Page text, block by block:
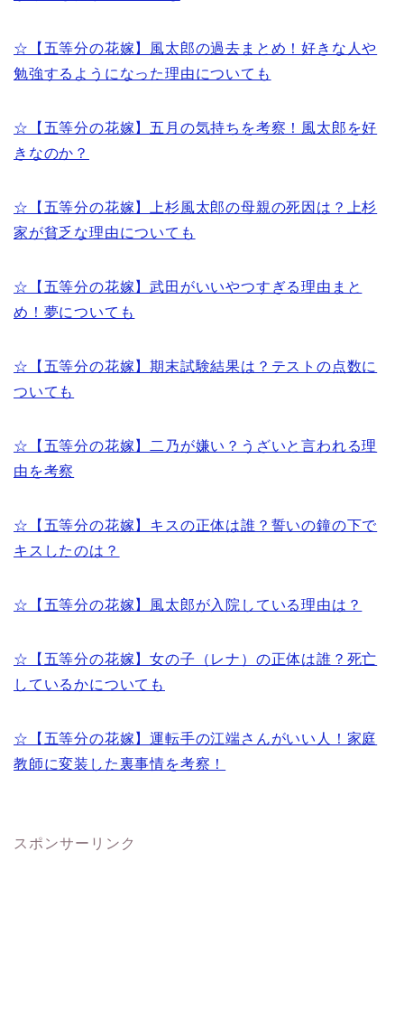
☆【五等分の花嫁】風太郎の過去まとめ！好きな人や
勉強するようになった理由についても
☆【五等分の花嫁】五月の気持ちを考察！風太郎を好
きなのか？
☆【五等分の花嫁】上杉風太郎の母親の死因は？上杉
家が貧乏な理由についても
☆【五等分の花嫁】武田がいいやつすぎる理由まと
め！夢についても
☆【五等分の花嫁】期末試験結果は？テストの点数に
ついても
☆【五等分の花嫁】二乃が嫌い？うざいと言われる理
由を考察
☆【五等分の花嫁】キスの正体は誰？誓いの鐘の下で
キスしたのは？
☆【五等分の花嫁】風太郎が入院している理由は？
☆【五等分の花嫁】女の子（レナ）の正体は誰？死亡
しているかについても
☆【五等分の花嫁】運転手の江端さんがいい人！家庭
教師に変装した裏事情を考察！
スポンサーリンク